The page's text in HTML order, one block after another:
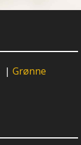
| Grønne